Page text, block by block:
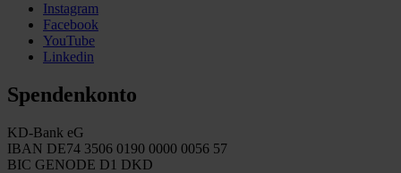
Instagram
Facebook
YouTube
Linkedin
Spendenkonto
KD-Bank eG
IBAN DE74 3506 0190 0000 0056 57
BIC GENODE D1 DKD